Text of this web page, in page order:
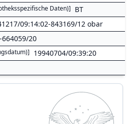
Daten)] BT
09:14:02-843169/12 obar
20
] 19940704/09:39:20